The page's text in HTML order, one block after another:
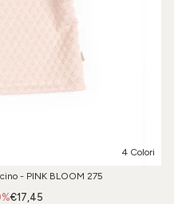
4 Colori
- PINK BLOOM 275
€17,45